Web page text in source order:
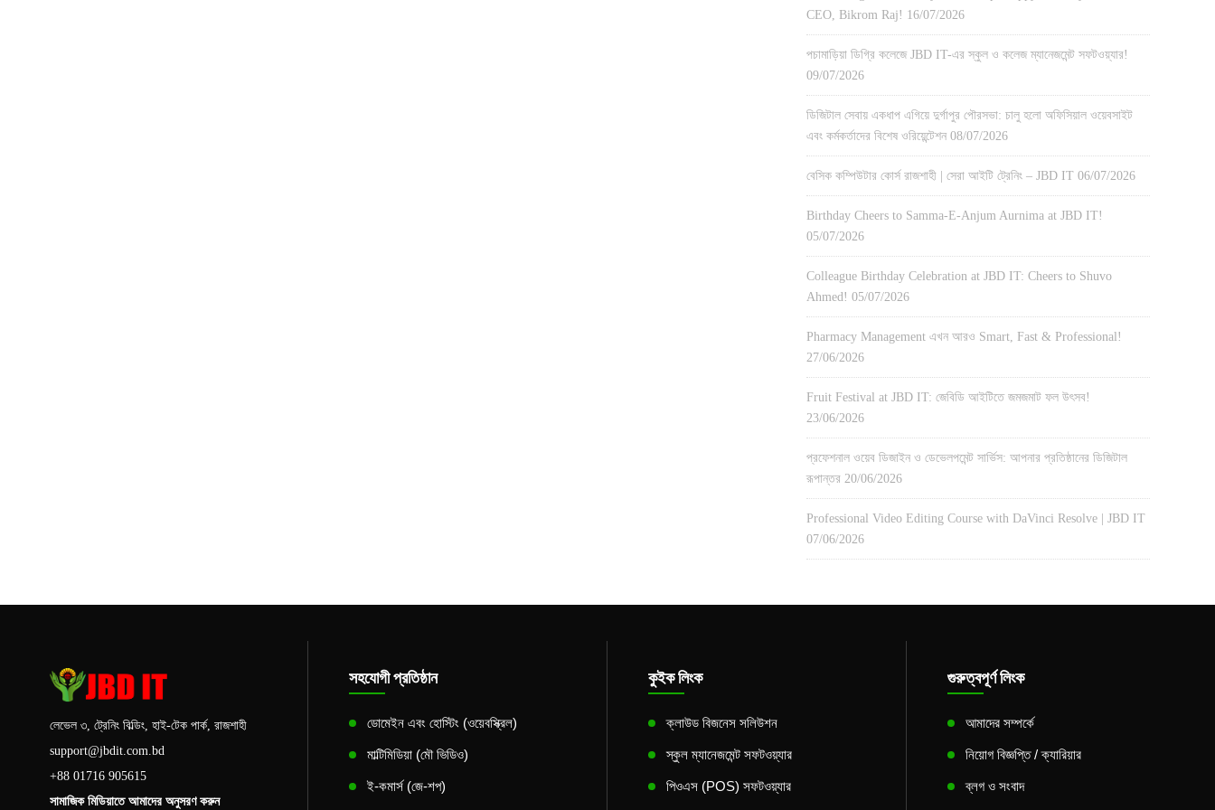
CEO, Bikrom Raj! 16/07/2026
পচামাড়িয়া ডিগ্রি কলেজে JBD IT-এর স্কুল ও কলেজ ম্যানেজমেন্ট সফটওয়্যার!
09/07/2026
ডিজিটাল সেবায় একধাপ এগিয়ে দুর্গাপুর পৌরসভা: চালু হলো অফিসিয়াল ওয়েবসাইট
এবং কর্মকর্তাদের বিশেষ ওরিয়েন্টেশন 08/07/2026
বেসিক কম্পিউটার কোর্স রাজশাহী | সেরা আইটি ট্রেনিং – JBD IT 06/07/2026
Birthday Cheers to Samma-E-Anjum Aurnima at JBD IT!
05/07/2026
Colleague Birthday Celebration at JBD IT: Cheers to Shuvo
Ahmed! 05/07/2026
Pharmacy Management এখন আরও Smart, Fast & Professional!
27/06/2026
Fruit Festival at JBD IT: জেবিডি আইটিতে জমজমাট ফল উৎসব!
23/06/2026
প্রফেশনাল ওয়েব ডিজাইন ও ডেভেলপমেন্ট সার্ভিস: আপনার প্রতিষ্ঠানের ডিজিটাল
রূপান্তর 20/06/2026
Professional Video Editing Course with DaVinci Resolve | JBD IT
07/06/2026
লেভেল ৩, ট্রেনিং বিল্ডিং, হাই-টেক পার্ক, রাজশাহী
support@jbdit.com.bd
+88 01716 905615
সামাজিক মিডিয়াতে আমাদের অনুসরণ করুন
সহযোগী প্রতিষ্ঠান
ডোমেইন এবং হোস্টিং (ওয়েবস্ক্রিল)
মাল্টিমিডিয়া (মৌ ভিডিও)
ই-কমার্স (জে-শপ)
কুইক লিংক
ক্লাউড বিজনেস সলিউশন
স্কুল ম্যানেজমেন্ট সফটওয়্যার
পিওএস (POS) সফটওয়্যার
গুরুত্বপূর্ণ লিংক
আমাদের সম্পর্কে
নিয়োগ বিজ্ঞপ্তি / ক্যারিয়ার
ব্লগ ও সংবাদ